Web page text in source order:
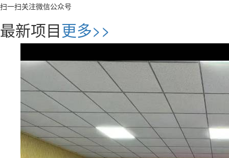
扫一扫关注微信公众号
最新项目更多>>